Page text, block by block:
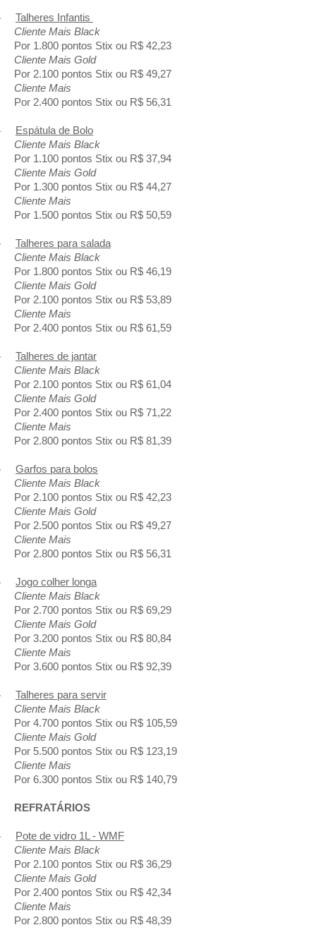
Talheres Infantis
Cliente Mais Black
Por 1.800 pontos Stix ou R$ 42,23
Cliente Mais Gold
Por 2.100 pontos Stix ou R$ 49,27
Cliente Mais
Por 2.400 pontos Stix ou R$ 56,31
Espátula de Bolo
Cliente Mais Black
Por 1.100 pontos Stix ou R$ 37,94
Cliente Mais Gold
Por 1.300 pontos Stix ou R$ 44,27
Cliente Mais
Por 1.500 pontos Stix ou R$ 50,59
Talheres para salada
Cliente Mais Black
Por 1.800 pontos Stix ou R$ 46,19
Cliente Mais Gold
Por 2.100 pontos Stix ou R$ 53,89
Cliente Mais
Por 2.400 pontos Stix ou R$ 61,59
Talheres de jantar
Cliente Mais Black
Por 2.100 pontos Stix ou R$ 61,04
Cliente Mais Gold
Por 2.400 pontos Stix ou R$ 71,22
Cliente Mais
Por 2.800 pontos Stix ou R$ 81,39
Garfos para bolos
Cliente Mais Black
Por 2.100 pontos Stix ou R$ 42,23
Cliente Mais Gold
Por 2.500 pontos Stix ou R$ 49,27
Cliente Mais
Por 2.800 pontos Stix ou R$ 56,31
Jogo colher longa
Cliente Mais Black
Por 2.700 pontos Stix ou R$ 69,29
Cliente Mais Gold
Por 3.200 pontos Stix ou R$ 80,84
Cliente Mais
Por 3.600 pontos Stix ou R$ 92,39
Talheres para servir
Cliente Mais Black
Por 4.700 pontos Stix ou R$ 105,59
Cliente Mais Gold
Por 5.500 pontos Stix ou R$ 123,19
Cliente Mais
Por 6.300 pontos Stix ou R$ 140,79
REFRATÁRIOS
Pote de vidro 1L - WMF
Cliente Mais Black
Por 2.100 pontos Stix ou R$ 36,29
Cliente Mais Gold
Por 2.400 pontos Stix ou R$ 42,34
Cliente Mais
Por 2.800 pontos Stix ou R$ 48,39